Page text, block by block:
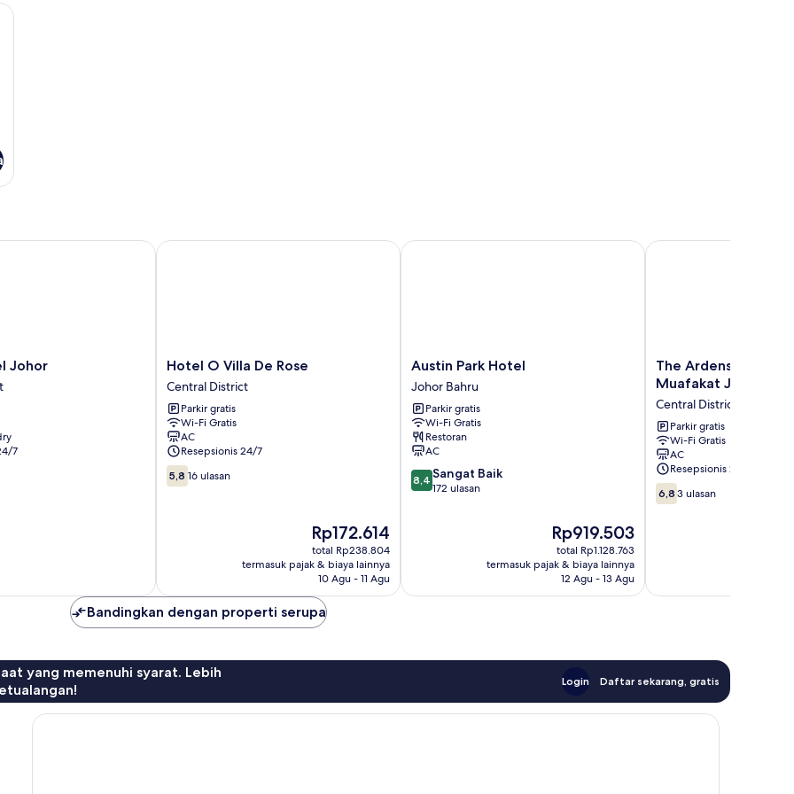
linen
Johor
7
Hotel
O
Villa
De
Rose
Central
District
Hotel O Villa De Rose
Central District
Parkir gratis
Wi-Fi Gratis
AC
Resepsionis 24/7
5.8
dari
5,8 16 ulasan
Harga
sekarang
Rp172.614
Rp172.614
total Rp238.804
termasuk pajak & biaya lainnya
10 Agu - 11 Agu
Hotel O Villa De Rose
Austin
Park
Hotel
Johor
Bahru
Austin Park Hotel
Johor Bahru
Parkir gratis
Wi-Fi Gratis
Restoran
AC
8.4
dari
8,4 Sangat Baik
172 ulasan
Harga
sekarang
Rp919.503
Rp919.503
total Rp1.128.763
termasuk pajak & biaya lainnya
12 Agu - 13 Agu
Austin Park Hotel
The
Ardens
-
Tmn
Suria
Muafakat
JB
Central
District
The Ardens Hotel -
Muafakat JB
Central District
Parkir gratis
Wi-Fi Gratis
AC
Resepsionis 24/7
6.8
dari
6,8 3 ulasan
The Ardens Hotel -
Bandingkan dengan properti serupa
yang memenuhi syarat. Lebih
Login Daftar sekarang, gratis